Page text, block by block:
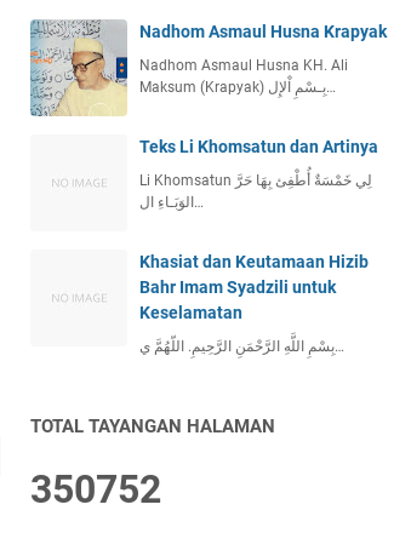
Nadhom Asmaul Husna Krapyak
Nadhom Asmaul Husna KH. Ali
Maksum (Krapyak) بِـسْمِ اْلإِل…
Teks Li Khomsatun dan Artinya
Li Khomsatun لِي خَمْسَةٌ أُطْفِئ بِهَا حَرَّ
الوَبَـاءِ ال…
Khasiat dan Keutamaan Hizib
Bahr Imam Syadzili untuk
Keselamatan
بِسْمِ اللَّهِ الرَّحْمَنِ الرَّحِيمِ. اللّهُمَّ ي…
TOTAL TAYANGAN HALAMAN
350752